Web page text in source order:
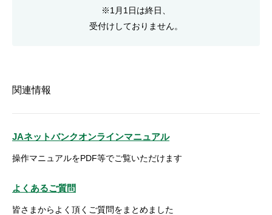
※1月1日は終日、
受付けしておりません。
関連情報
JAネットバンクオンラインマニュアル
操作マニュアルをPDF等でご覧いただけます
よくあるご質問
皆さまからよく頂くご質問をまとめました